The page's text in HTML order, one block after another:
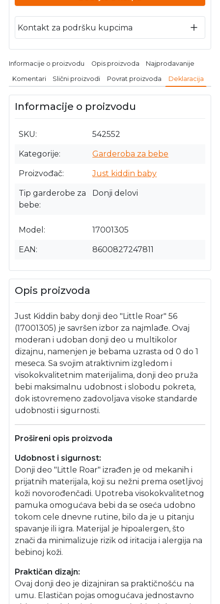
Kontakt za podršku kupcima
Informacije o proizvodu Opis proizvoda Najprodavanije
Komentari Slični proizvodi Povrat proizvoda Deklaracija
Informacije o proizvodu
SKU 542552
Kategorije Garderoba za bebe
Proizvođač Just kiddin baby
Tip garderobe za
bebe
Donji delovi
Model 17001305
EAN 8600827247811
Opis proizvoda
Just Kiddin baby donji deo "Little Roar" 56
(17001305) je savršen izbor za najmlađe. Ovaj
moderan i udoban donji deo u multikolor
dizajnu, namenjen je bebama uzrasta od 0 do 1
meseca. Sa svojim atraktivnim izgledom i
visokokvalitetnim materijalima, donji deo pruža
bebi maksimalnu udobnost i slobodu pokreta,
dok istovremeno zadovoljava visoke standarde
udobnosti i sigurnosti.
Prošireni opis proizvoda
Udobnost i sigurnost:
Donji deo "Little Roar" izrađen je od mekanih i
prijatnih materijala, koji su nežni prema osetljivoj
koži novorođenčadi. Upotreba visokokvalitetnog
pamuka omogućava bebi da se oseća udobno
tokom cele dnevne rutine, bilo da je u pitanju
spavanje ili igra. Materijal je hipoalergen, što
znači da minimalizuje rizik od iritacija i alergija na
bebinoj koži.
Praktičan dizajn:
Ovaj donji deo je dizajniran sa praktičnošću na
umu. Elastičan pojas omogućava jednostavno